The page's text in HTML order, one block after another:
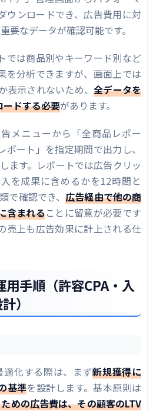
ウンロードでき、広告費用に対
要なデータが確認可能です。
では商品別やキーワード別など
を分析できますが、画面上では
示されないため、 全データを
ードする必要があります。
メニューから「全商品レポー
ポート」を指定期間で出力し、
ます。レポートでは広告クリッ
を成果に含めるかを12時間と
で確認でき、広告経由で他の商
含まれることに留意が必要です
売上も広告効果に計上される仕
手順（許容CPA・入
）
適化する際は、まず新規獲得に
基準を設計します。基本原則は
めの広告費は、その顧客のLTV